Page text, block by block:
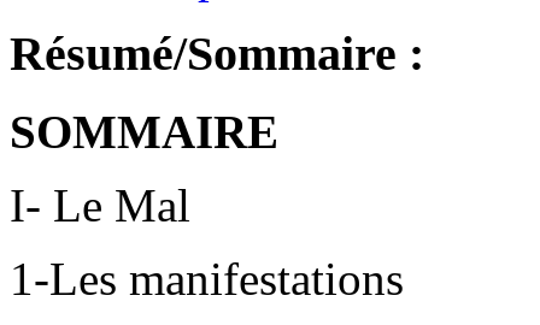
Résumé/Sommaire :
SOMMAIRE
I- Le Mal
1-Les manifestations